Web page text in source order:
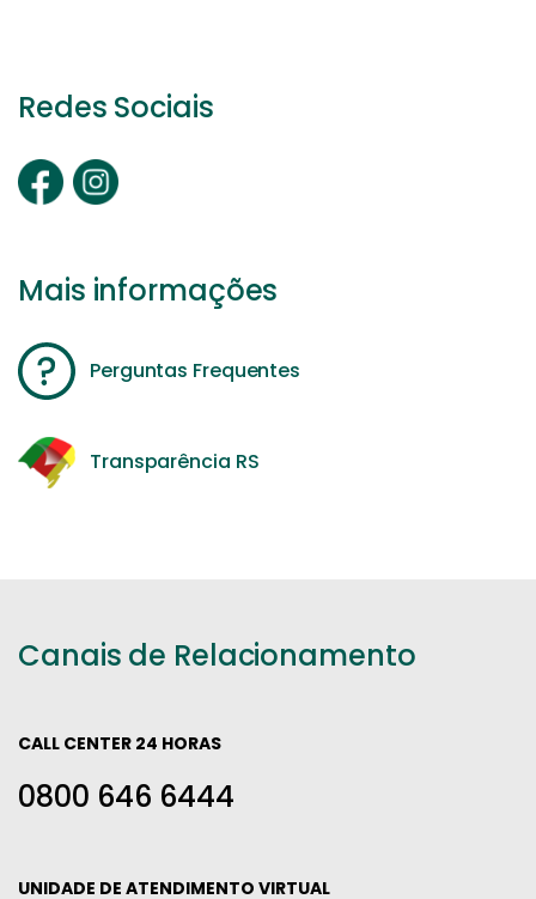
Redes Sociais
Mais informações
Perguntas Frequentes
Transparência RS
Canais de Relacionamento
CALL CENTER 24 HORAS
0800 646 6444
UNIDADE DE ATENDIMENTO VIRTUAL